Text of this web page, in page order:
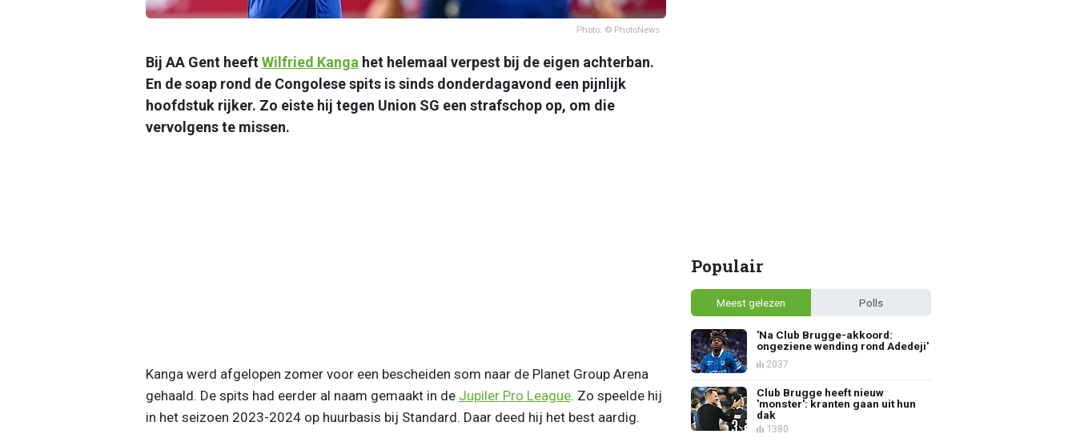
Photo: © PhotoNews
Bij AA Gent heeftWilfried Kanga het helemaal verpest bij de eigen achterban.
En de soap rond de Congolese spits is sinds donderdagavond een pijnlijk
hoofdstuk rijker. Zo eiste hij tegen Union SG een strafschop op, om die
vervolgens te missen.
Kanga werd afgelopen zomer voor een bescheiden som naar de Planet Group Arena
gehaald. De spits had eerder al naam gemaakt in de Jupiler Pro League. Zo speelde hij
in het seizoen 2023-2024 op huurbasis bij Standard. Daar deed hij het best aardig.
Populair
Meest gelezen Polls
'Na Club Brugge-akkoord:
ongeziene wending rond Adedeji'
2037
Club Brugge heeft nieuw
'monster': kranten gaan uit hun
dak
1380